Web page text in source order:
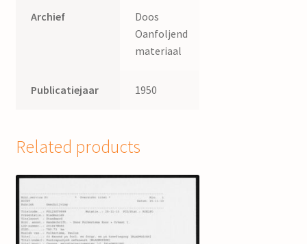
Archief
Doos
Oanfoljend
materiaal
Publicatiejaar 1950
Related products